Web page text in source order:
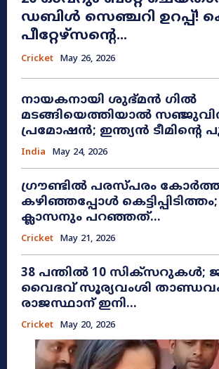
ഡബിൾ സെഞ്ചറി ഉറപ്പ്!
പീറ്റേഴ്സന്റെ...
Cricket May 26, 2026
നായകനായി ശുഭ്മൻ ഗിൽ
മടങ്ങിയെത്തിയാൽ
പ്രമോഷൻ; ഇന്ത്യൻ ടീമിന്റെ
India May 24, 2026
ഗ്രൗണ്ടിൽ പരസ്പരം
കഴിഞ്ഞപ്പോൾ
ക്ലാസനും പറഞ്ഞത്...
Cricket May 21, 2026
38 പന്തിൽ 10 സിക്സറുകൾ;
വൈഭവ് സൂര്യവംശി
രാജസ്ഥാന് ഇനി...
Cricket May 20, 2026